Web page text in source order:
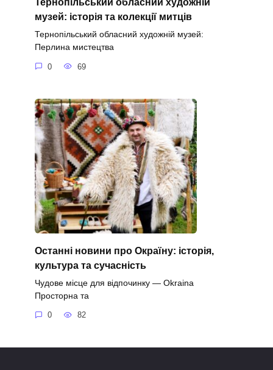
музей: історія та колекції митців
Тернопільський обласний художній музей:
Перлина мистецтва
0 69
Останні новини про Окраїну: історія,
культура та сучасність
Чудове місце для відпочинку — Okraina
Просторна та
0 82